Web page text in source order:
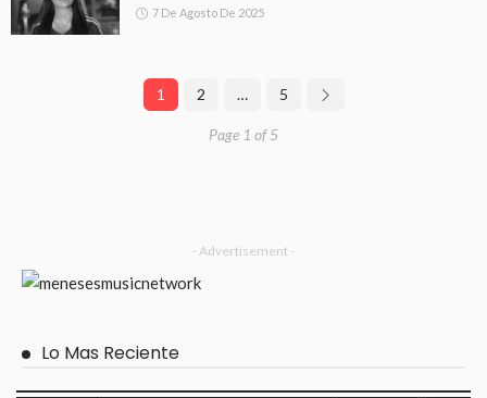
7 De Agosto De 2025
1 2 … 5
Page 1 of 5
- Advertisement -
Lo Mas Reciente